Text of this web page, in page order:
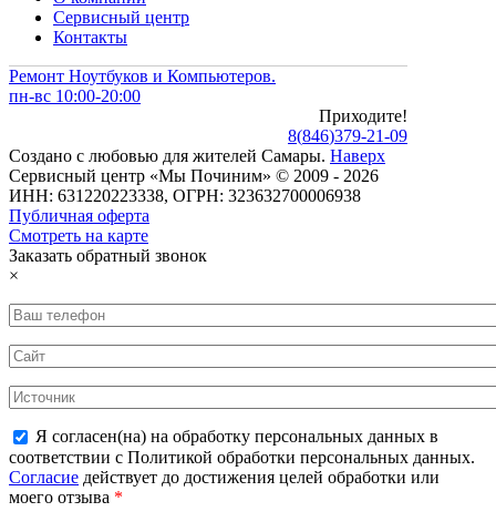
Сервисный центр
Контакты
Ремонт Ноутбуков и Компьютеров.
пн-вс 10:00-20:00
Приходите!
8(846)379-21-09
Создано с любовью для жителей Самары. Наверх
Сервисный центр «Мы Починим» © 2009 - 2026
ИНН: 631220223338, ОГРН: 323632700006938
Публичная оферта
Смотреть на карте
Заказать обратный звонок
×
Я согласен(на) на обработку персональных данных в
соответствии с Политикой обработки персональных данных.
Согласие действует до достижения целей обработки или
моего отзыва *